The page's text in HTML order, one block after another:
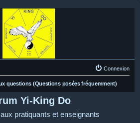
Connexion
questions (Questions posées fréquemment)
Yi-King Do
pratiquants et enseignants